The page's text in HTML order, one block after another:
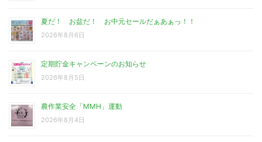
夏だ！ お盆だ！ お中元セールだぁあぁっ！！
2026年8月6日
定期貯金キャンペーンのお知らせ
2026年8月5日
農作業安全「MMH」運動
2026年8月4日